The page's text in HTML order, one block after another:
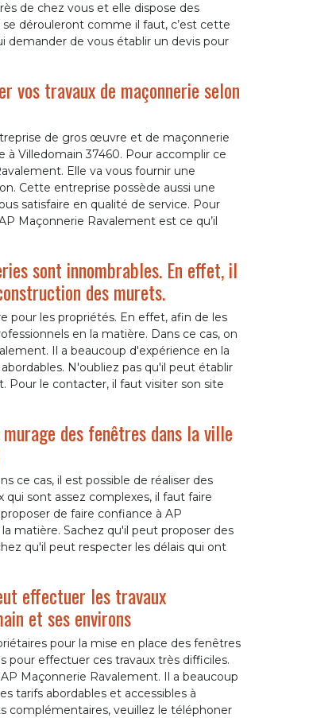
de chez vous et elle dispose des
dérouleront comme il faut, c’est cette
demander de vous établir un devis pour
vos travaux de maçonnerie selon
de gros œuvre et de maçonnerie
Villedomain 37460. Pour accomplir ce
Elle va vous fournir une
Cette entreprise possède aussi une
satisfaire en qualité de service. Pour
Maçonnerie Ravalement est ce qu’il
sont innombrables. En effet, il
des murets.
pour les propriétés. En effet, afin de les
en la matière. Dans ce cas, on
Il a beaucoup d'expérience en la
N'oubliez pas qu'il peut établir
le contacter, il faut visiter son site
des fenêtres dans la ville
ce cas, il est possible de réaliser des
sont assez complexes, il faut faire
de faire confiance à AP
matière. Sachez qu'il peut proposer des
qu'il peut respecter les délais qui ont
effectuer les travaux
et ses environs
pour la mise en place des fenêtres
pour effectuer ces travaux très difficiles.
Maçonnerie Ravalement. Il a beaucoup
tarifs abordables et accessibles à
complémentaires, veuillez le téléphoner